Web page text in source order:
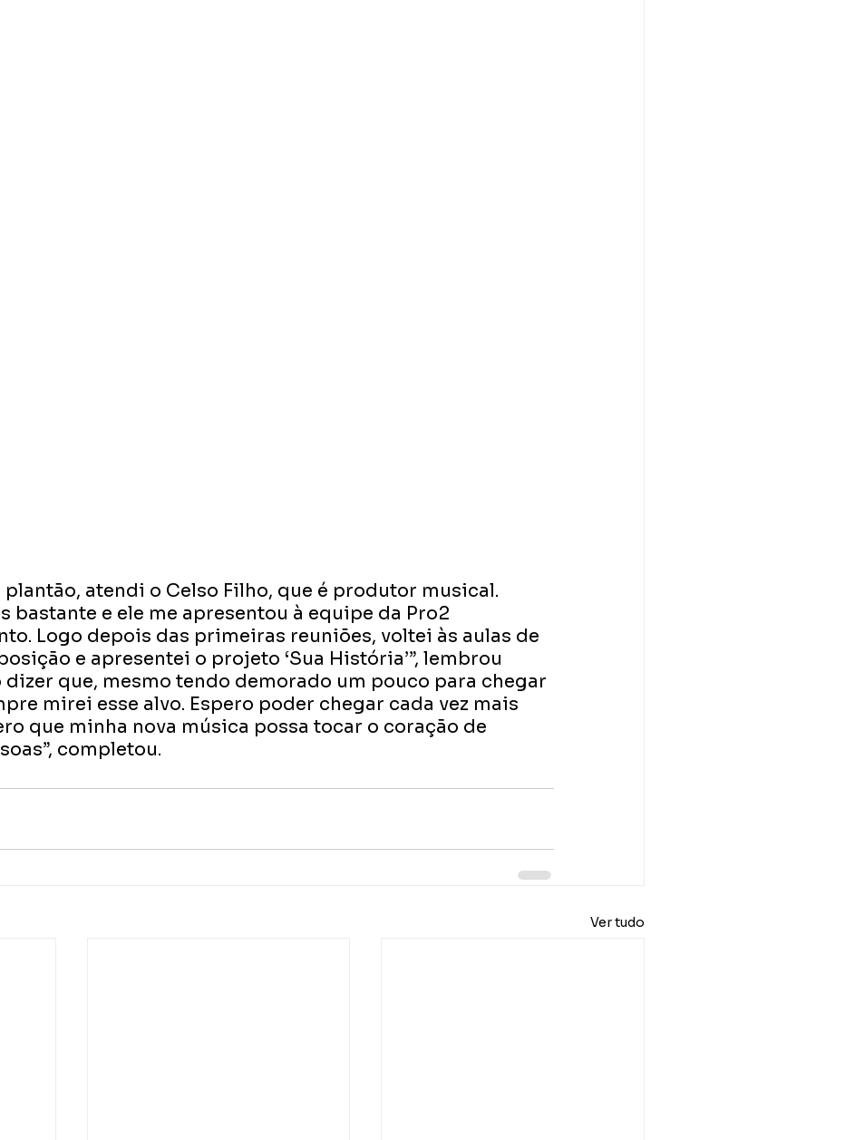
plantão, atendi o Celso Filho, que é produtor musical.
bastante e ele me apresentou à equipe da Pro2
Logo depois das primeiras reuniões, voltei às aulas de
e apresentei o projeto ‘Sua História’”, lembrou
dizer que, mesmo tendo demorado um pouco para chegar
mirei esse alvo. Espero poder chegar cada vez mais
que minha nova música possa tocar o coração de
completou.
Ver tudo